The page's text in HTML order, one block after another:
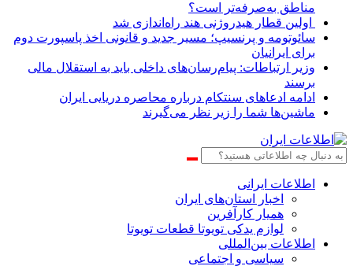
مناطق به‌صرفه‌تر است؟
اولین قطار هیدروژنی هند راه‌اندازی شد
سائوتومه و پرنسیپ؛ مسیر جدید و قانونی اخذ پاسپورت دوم
برای ایرانیان
وزیر ارتباطات: پیام‌رسان‌های داخلی باید به استقلال مالی
برسند
ادامه ادعاهای سنتکام درباره محاصره دریایی ایران
ماشین‌ها شما را زیر نظر می‌گیرند
اطلاعات‌ ‎ایرانی
اخبار استان‌های ایران
همیار کارآفرین
لوازم یدکی تویوتا قطعات تویوتا
اطلاعات بین‌المللی
سیاسی و اجتماعی